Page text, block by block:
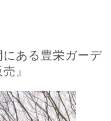
にある豊栄ガーデ
売』